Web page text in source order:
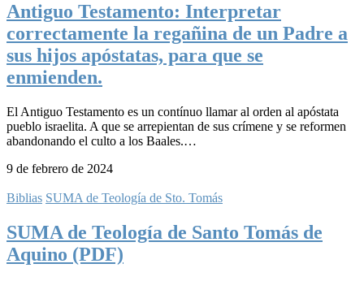
Antiguo Testamento: Interpretar
correctamente la regañina de un Padre a
sus hijos apóstatas, para que se
enmienden.
El Antiguo Testamento es un contínuo llamar al orden al apóstata
pueblo israelita. A que se arrepientan de sus crímene y se reformen
abandonando el culto a los Baales.…
9 de febrero de 2024
Biblias SUMA de Teología de Sto. Tomás
SUMA de Teología de Santo Tomás de
Aquino (PDF)